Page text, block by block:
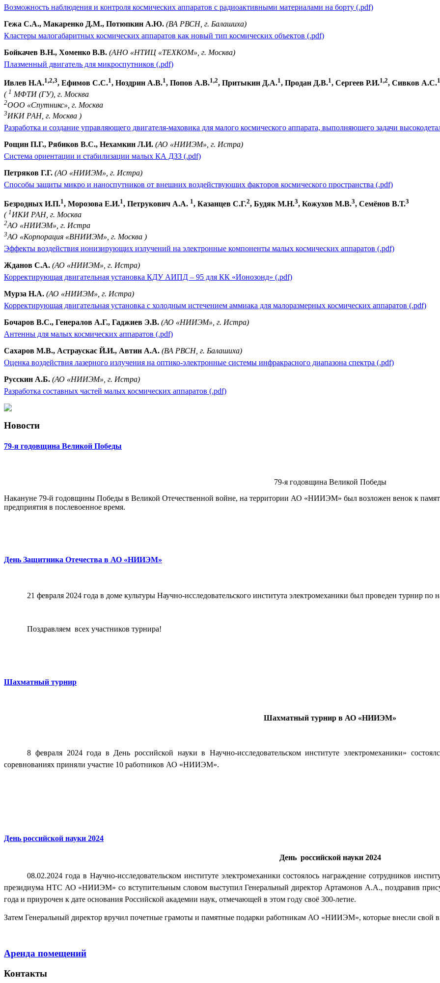
Возможность наблюдения и контроля космических аппаратов с радиоактивными материалами на борту (.pdf)
Гежа С.А., Макаренко Д.М., Потюпкин А.Ю. (ВА РВСН, г. Балашиха)
Кластеры малогабаритных космических аппаратов как новый тип космических объектов (.pdf)
Бойкачев В.Н., Хоменко В.В. (АНО «НТИЦ «ТЕХКОМ», г. Москва)
Плазменный двигатель для микроспутников (.pdf)
Ивлев Н.А.1,2,3, Ефимов С.С.1, Ноздрин А.В.1, Попов А.В.1,2, Притыкин Д.А.1, Продан Д.В.1, Сергеев Р.И.1,2, Сивков А.С.
( 1 МФТИ (ГУ), г. Москва
2ООО «Спутникс», г. Москва
3ИКИ РАН, г. Москва )
Разработка и создание управляющего двигателя-маховика для малого космического аппарата, выполняющего задачи
Рощин П.Г., Рябиков В.С., Нехамкин Л.И. (АО «НИИЭМ», г. Истра)
Система ориентации и стабилизации малых КА ДЗЗ (.pdf)
Петряков Г.Г. (АО «НИИЭМ», г. Истра)
Способы защиты микро и наноспутников от внешних воздействующих факторов космического пространства (.pdf)
Безродных И.П.1, Морозова Е.И.1, Петрукович А.А. 1, Казанцев С.Г.2, Будяк М.Н.3, Кожухов М.В.3, Семёнов В.Т.3
( 1 ИКИ РАН, г. Москва
2АО «НИИЭМ», г. Истра
3АО «Корпорация «ВНИИЭМ», г. Москва )
Эффекты воздействия ионизирующих излучений на электронные компоненты малых космических аппаратов (.pdf)
Жданов С.А. (АО «НИИЭМ», г. Истра)
Корректирующая двигательная установка КДУ АИПД – 95 для КК «Ионозонд» (.pdf)
Мурза Н.А. (АО «НИИЭМ», г. Истра)
Корректирующая двигательная установка с холодным истечением аммиака для малоразмерных космических аппаратов (.pdf)
Бочаров В.С., Генералов А.Г., Гаджиев Э.В. (АО «НИИЭМ», г. Истра)
Антенны для малых космических аппаратов (.pdf)
Сахаров М.В., Астраускас Й.И., Автин А.А. (ВА РВСН, г. Балашиха)
Оценка воздействия лазерного излучения на оптико-электронные системы инфракрасного диапазона спектра (.pdf)
Русскин А.Б. (АО «НИИЭМ», г. Истра)
Разработка составных частей малых космических аппаратов (.pdf)
Новости
79-я годовщина Великой Победы
79-я годовщина Великой Победы
Накануне 79-й годовщины Победы в Великой Отечественной войне, на территории АО «НИИЭМ» был возложен венок к
предприятия в послевоенное время.
День Защитника Отечества в АО «НИИЭМ»
21 февраля 2024 года в доме культуры Научно-исследовательского института электромеханики был проведен турнир
Поздравляем всех участников турнира!
Шахматный турнир
Шахматный турнир в АО «НИИЭМ»
8 февраля 2024 года в День российской науки в Научно-исследовательском институте электромеханики»
соревнованиях приняли участие 10 работников АО «НИИЭМ».
День российской науки 2024
День российской науки 2024
08.02.2024 года в Научно-исследовательском институте электромеханики состоялось награждение сотрудников
президиума НТС АО «НИИЭМ» со вступительным словом выступил Генеральный директор Артамонов А.А., поздравив
года и приурочен к дате основания Российской академии наук, отмечающей в этом году своё 300-летие.
Затем Генеральный директор вручил почетные грамоты и памятные подарки работникам АО «НИИЭМ», которые внесли свой
Аренда помещений
Контакты